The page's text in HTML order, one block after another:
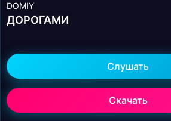
DOMIY
ДОРОГАМИ
Слушать
Скачать